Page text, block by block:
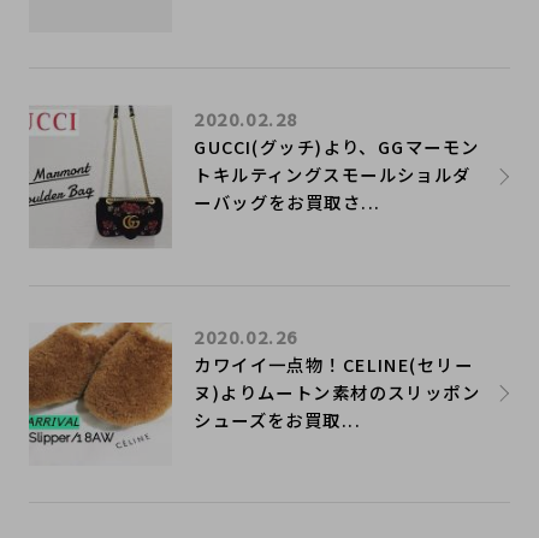
GUCCI(グッチ)より、GGマーモン
トキルティングスモールショルダ
ーバッグをお買取さ...
2020.02.28
カワイイ一点物！CELINE(セリー
ヌ)よりムートン素材のスリッポン
シューズをお買取...
2020.02.26